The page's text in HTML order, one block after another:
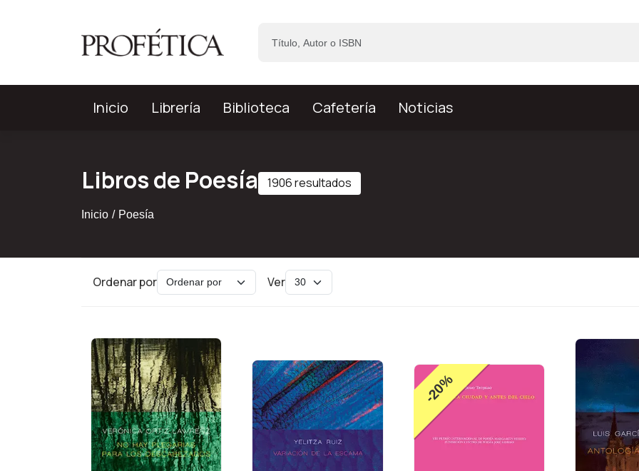
Inicio Librería Biblioteca Cafetería Noticias
Libros de Poesía 1906 resultados
Inicio Poesía
Ordenar por Ver
-20%